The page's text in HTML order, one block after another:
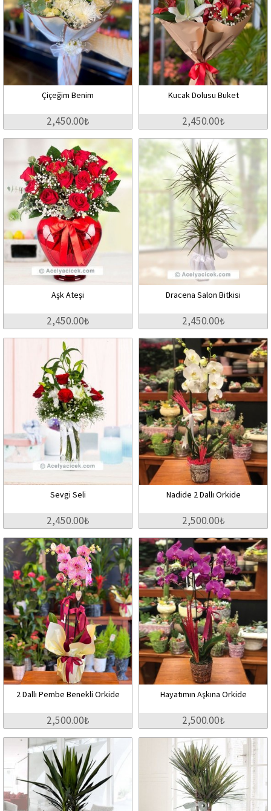
Çiçeğim Benim
2,450.00₺
Kucak Dolusu Buket
2,450.00₺
Aşk Ateşi
2,450.00₺
Dracena Salon Bitkisi
2,450.00₺
Sevgi Seli
2,450.00₺
Nadide 2 Dallı Orkide
2,500.00₺
2 Dallı Pembe Benekli Orkide
2,500.00₺
Hayatımın Aşkına Orkide
2,500.00₺